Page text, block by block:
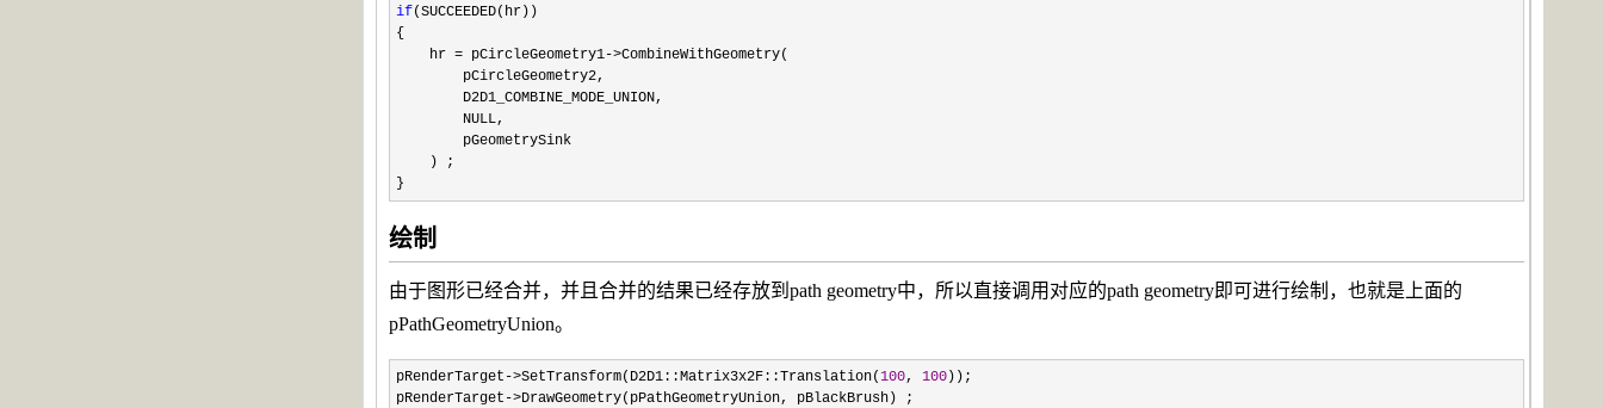
if(SUCCEEDED(hr))
{
hr = pCircleGeometry1->CombineWithGeometry(
pCircleGeometry2,
D2D1_COMBINE_MODE_UNION,
NULL,
pGeometrySink
) ;
}
绘制
由于图形已经合并，并且合并的结果已经存放到path geometry中，所以直接调用对应的path geometry即可进行绘制，也就是上面的
pPathGeometryUnion。
pRenderTarget ->SetTransform(D2D1::Matrix3x2F::Translation(100, 100 ));
pRenderTarget ->DrawGeometry(pPathGeometryUnion, pBlackBrush) ;